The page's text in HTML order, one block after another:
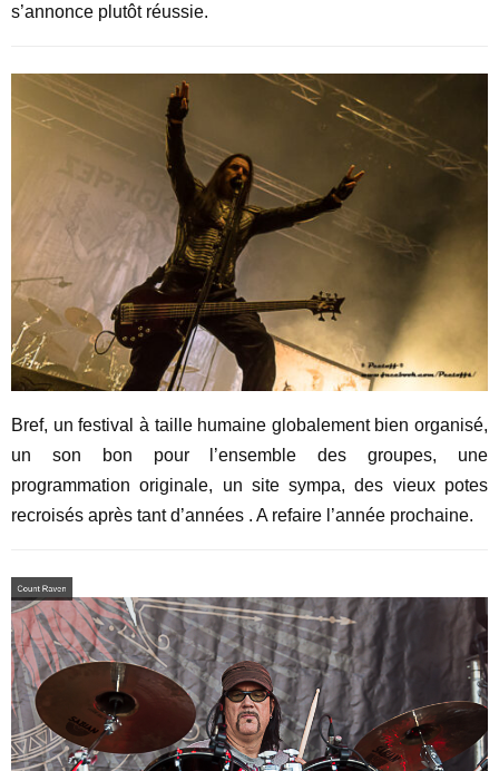
s’annonce plutôt réussie.
Bref, un festival à taille humaine globalement bien organisé,
un son bon pour l’ensemble des groupes, une
programmation originale, un site sympa, des vieux potes
recroisés après tant d’années . A refaire l’année prochaine.
Count Raven